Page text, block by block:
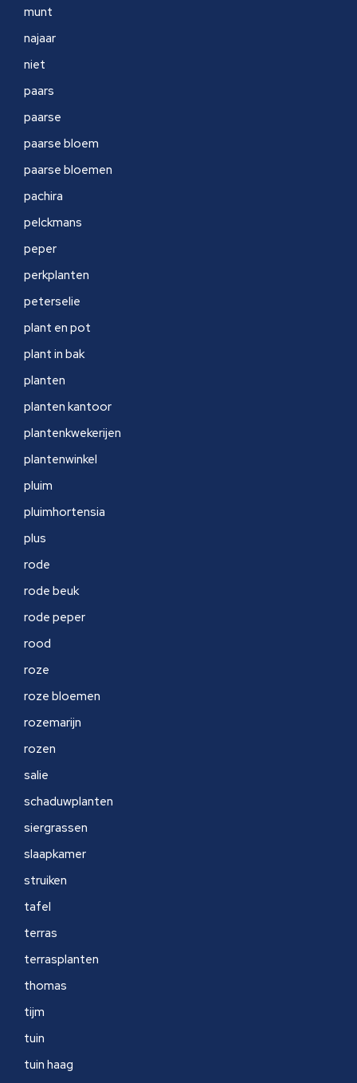
munt
najaar
niet
paars
paarse
paarse bloem
paarse bloemen
pachira
pelckmans
peper
perkplanten
peterselie
plant en pot
plant in bak
planten
planten kantoor
plantenkwekerijen
plantenwinkel
pluim
pluimhortensia
plus
rode
rode beuk
rode peper
rood
roze
roze bloemen
rozemarijn
rozen
salie
schaduwplanten
siergrassen
slaapkamer
struiken
tafel
terras
terrasplanten
thomas
tijm
tuin
tuin haag